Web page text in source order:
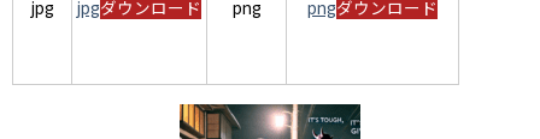
jpg jpgダウンロード png pngダウンロード